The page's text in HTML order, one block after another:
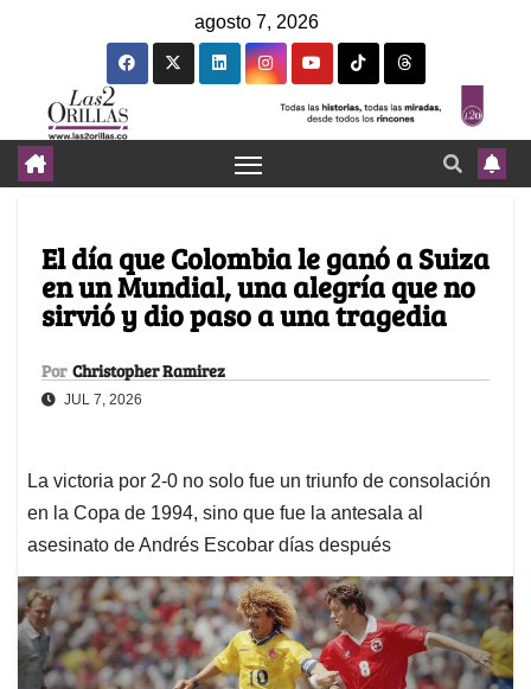
agosto 7, 2026
El día que Colombia le ganó a Suiza
en un Mundial, una alegría que no
sirvió y dio paso a una tragedia
Por Christopher Ramirez
JUL 7, 2026
La victoria por 2-0 no solo fue un triunfo de consolación
en la Copa de 1994, sino que fue la antesala al
asesinato de Andrés Escobar días después